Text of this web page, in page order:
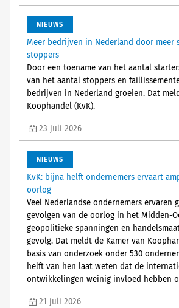
NIEUWS
Meer bedrijven in Nederland door meer
stoppers
Door een toename van het aantal
van het aantal stoppers en
bedrijven in Nederland groeien. Dat
Koophandel (KvK).
23 juli 2026
NIEUWS
KvK: bijna helft ondernemers ervaart
oorlog
Veel Nederlandse ondernemers ervaren
gevolgen van de oorlog in het Midden-
geopolitieke spanningen en
gevolg. Dat meldt de Kamer van
basis van onderzoek onder 530
helft van hen laat weten dat de
ontwikkelingen weinig invloed hebben
21 juli 2026